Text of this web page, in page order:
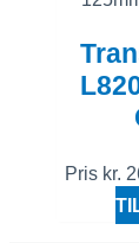
Pris kr.